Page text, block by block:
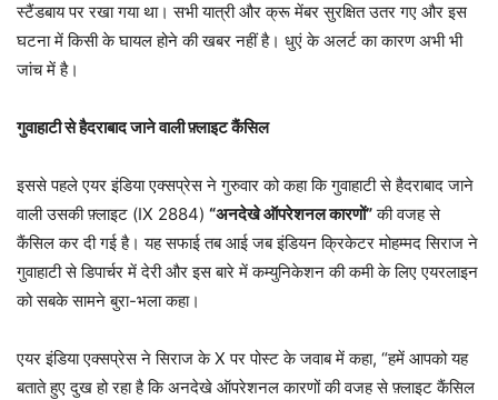
स्टैंडबाय पर रखा गया था। सभी यात्री और क्रू मेंबर सुरक्षित उतर गए और इस
घटना में किसी के घायल होने की खबर नहीं है। धुएं के अलर्ट का कारण अभी भी
जांच में है।
गुवाहाटी से हैदराबाद जाने वाली फ़्लाइट कैंसिल
इससे पहले एयर इंडिया एक्सप्रेस ने गुरुवार को कहा कि गुवाहाटी से हैदराबाद जाने
वाली उसकी फ़्लाइट (IX 2884) “अनदेखे ऑपरेशनल कारणों”की वजह से
कैंसिल कर दी गई है। यह सफाई तब आई जब इंडियन क्रिकेटर मोहम्मद सिराज ने
गुवाहाटी से डिपार्चर में देरी और इस बारे में कम्युनिकेशन की कमी के लिए एयरलाइन
को सबके सामने बुरा-भला कहा।
एयर इंडिया एक्सप्रेस ने सिराज के X पर पोस्ट के जवाब में कहा, “हमें आपको यह
बताते हुए दुख हो रहा है कि अनदेखे ऑपरेशनल कारणों की वजह से फ़्लाइट कैंसिल